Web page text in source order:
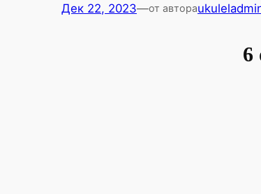
Дек 22, 2023—от автора
6